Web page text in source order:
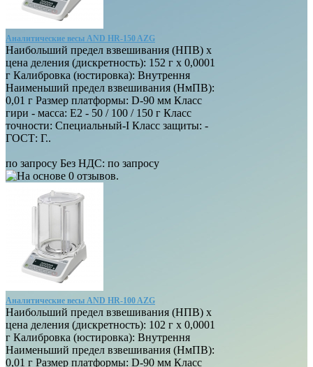
Аналитические весы AND HR-150 AZG
Наибольший предел взвешивания (НПВ) х
цена деления (дискретность): 152 г х 0,0001
г Калибровка (юстировка): Внутрення
Наименьший предел взвешивания (НмПВ):
0,01 г Размер платформы: D-90 мм Класс
гири - масса: E2 - 50 / 100 / 150 г Класс
точности: Специальный-I Класс защиты: -
ГОСТ: Г..
по запросу Без НДС: по запросу
Аналитические весы AND HR-100 AZG
Наибольший предел взвешивания (НПВ) х
цена деления (дискретность): 102 г х 0,0001
г Калибровка (юстировка): Внутрення
Наименьший предел взвешивания (НмПВ):
0,01 г Размер платформы: D-90 мм Класс